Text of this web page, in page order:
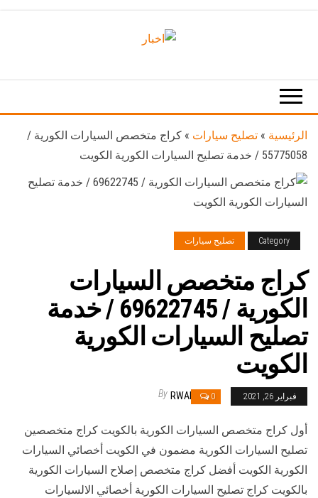
content
الكويت
الرئيسية » تصليح سيارات » كراج متخصص السيارات الكورية /
55775058 / خدمة تصليح السيارات الكورية الكويت
Category تصليح سيارات
كراج متخصص السيارات
الكورية / 69622745‬ / خدمة
تصليح السيارات الكورية
الكويت
فبراير 26, 2021 0
By RWAN
أول كراج متخصص السيارات الكورية بالكويت كراج متخصصين
تصليح السيارات الكورية مضمون في الكويت أخصائي السيارات
الكورية الكويت أفضل كراج متخصص إصلاح السيارات الكورية
بالكويت كراج تصليح السيارات الكورية أخصائي الالسيارات